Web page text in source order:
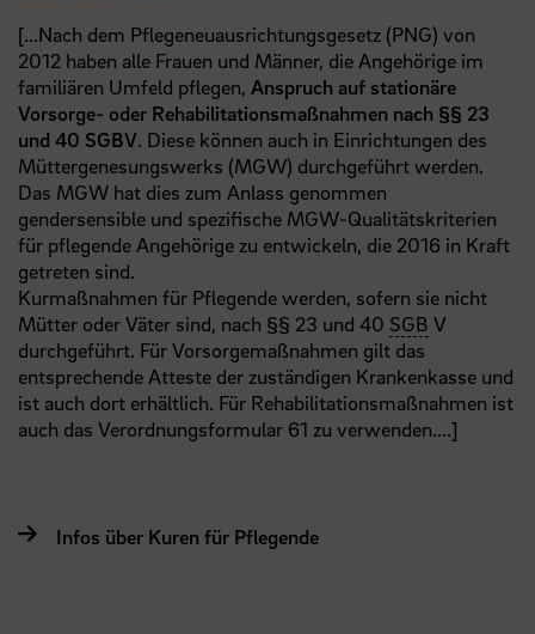
[...Nach dem Pflegeneuausrichtungsgesetz (PNG) von
2012 haben alle Frauen und Männer, die Angehörige im
familiären Umfeld pflegen, Anspruch auf stationäre
Vorsorge- oder Rehabilitationsmaßnahmen nach §§ 23
und 40 SGBV. Diese können auch in Einrichtungen des
Müttergenesungswerks (MGW) durchgeführt werden.
Das MGW hat dies zum Anlass genommen
gendersensible und spezifische MGW-Qualitätskriterien
für pflegende Angehörige zu entwickeln, die 2016 in Kraft
getreten sind.
Kurmaßnahmen für Pflegende werden, sofern sie nicht
Mütter oder Väter sind, nach §§ 23 und 40 SGB V
durchgeführt. Für Vorsorgemaßnahmen gilt das
entsprechende Atteste der zuständigen Krankenkasse und
ist auch dort erhältlich. Für Rehabilitationsmaßnahmen ist
auch das Verordnungsformular 61 zu verwenden....]
Infos über Kuren für Pflegende